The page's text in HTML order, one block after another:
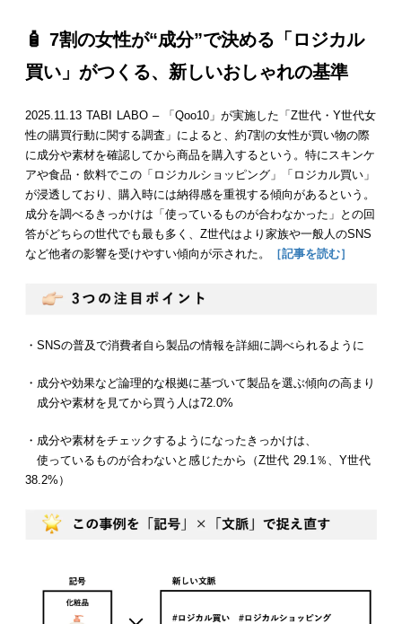
🧴 7割の女性が“成分”で決める「ロジカル
買い」がつくる、新しいおしゃれの基準
2025.11.13 TABI LABO – 「Qoo10」が実施した「Z世代・Y世代女
性の購買行動に関する調査」によると、約7割の女性が買い物の際
に成分や素材を確認してから商品を購入するという。特にスキンケ
アや食品・飲料でこの「ロジカルショッピング」「ロジカル買い」
が浸透しており、購入時には納得感を重視する傾向があるという。
成分を調べるきっかけは「使っているものが合わなかった」との回
答がどちらの世代でも最も多く、Z世代はより家族や一般人のSNS
など他者の影響を受けやすい傾向が示された。
［記事を読む］
・SNSの普及で消費者自ら製品の情報を詳細に調べられるように
・成分や効果など論理的な根拠に基づいて製品を選ぶ傾向の高まり
成分や素材を見てから買う人は72.0%
・成分や素材をチェックするようになったきっかけは、
使っているものが合わないと感じたから（Z世代 29.1％、Y世代
38.2%）